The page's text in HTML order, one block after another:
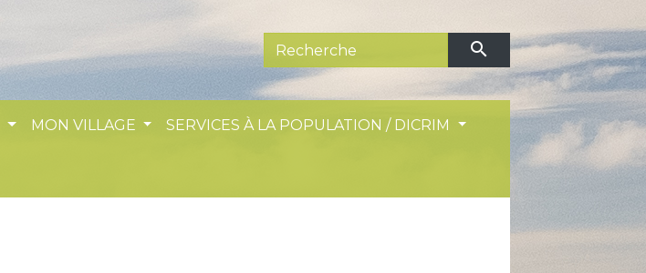
search
MON VILLAGE SERVICES À LA POPULATION / DICRIM